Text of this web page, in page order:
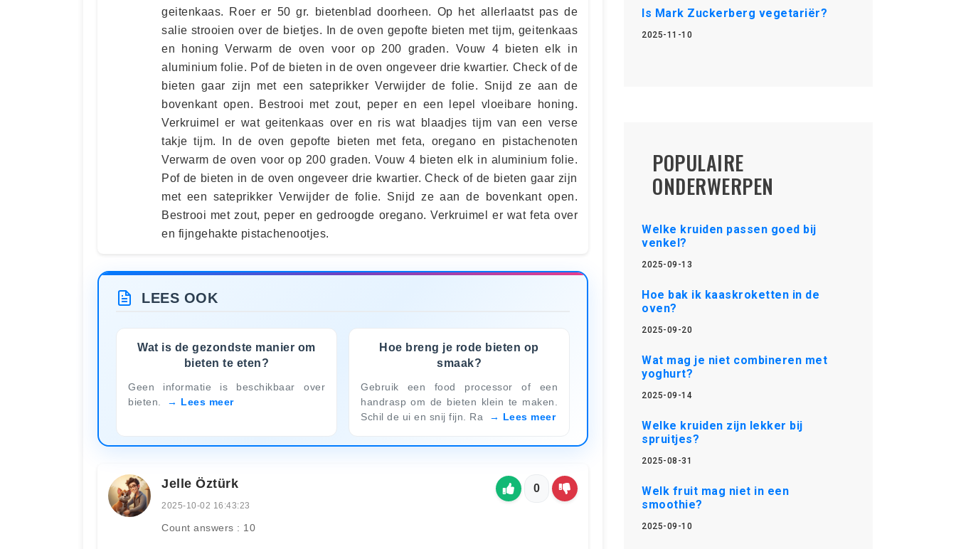
geitenkaas. Roer er 50 gr. bietenblad doorheen. Op het allerlaatst pas de
salie strooien over de bietjes. In de oven gepofte bieten met tijm, geitenkaas
en honing Verwarm de oven voor op 200 graden. Vouw 4 bieten elk in
aluminium folie. Pof de bieten in de oven ongeveer drie kwartier. Check of de
bieten gaar zijn met een sateprikker Verwijder de folie. Snijd ze aan de
bovenkant open. Bestrooi met zout, peper en een lepel vloeibare honing.
Verkruimel er wat geitenkaas over en ris wat blaadjes tijm van een verse
takje tijm. In de oven gepofte bieten met feta, oregano en pistachenoten
Verwarm de oven voor op 200 graden. Vouw 4 bieten elk in aluminium folie.
Pof de bieten in de oven ongeveer drie kwartier. Check of de bieten gaar zijn
met een sateprikker Verwijder de folie. Snijd ze aan de bovenkant open.
Bestrooi met zout, peper en gedroogde oregano. Verkruimel er wat feta over
en fijngehakte pistachenootjes.
LEES OOK
Wat is de gezondste manier om
bieten te eten?
Geen informatie is beschikbaar over
bieten.
Lees meer
Hoe breng je rode bieten op
smaak?
Gebruik een food processor of een
handrasp om de bieten klein te maken.
Schil de ui en snij fijn. Ra
Lees meer
Jelle Öztürk
2025-10-02 16:43:23
Count answers : 10
0
Is Mark Zuckerberg vegetariër?
2025-11-10
POPULAIRE
ONDERWERPEN
Welke kruiden passen goed bij
venkel?
2025-09-13
Hoe bak ik kaaskroketten in de
oven?
2025-09-20
Wat mag je niet combineren met
yoghurt?
2025-09-14
Welke kruiden zijn lekker bij
spruitjes?
2025-08-31
Welk fruit mag niet in een
smoothie?
2025-09-10